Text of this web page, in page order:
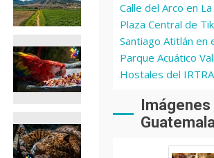
Calle del Arco en
Plaza Central de
Santiago Atitlán en
Parque Acuático
Hostales del
Imágenes